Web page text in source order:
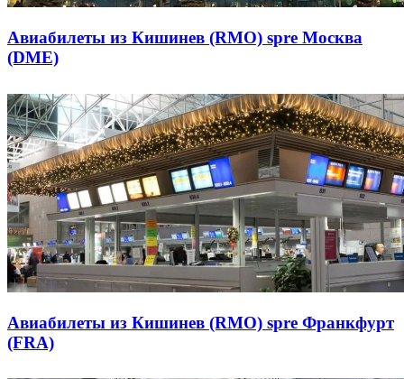
Авиабилеты из Кишинев (RMO) spre Москва
(DME)
Авиабилеты из Кишинев (RMO) spre Франкфурт
(FRA)